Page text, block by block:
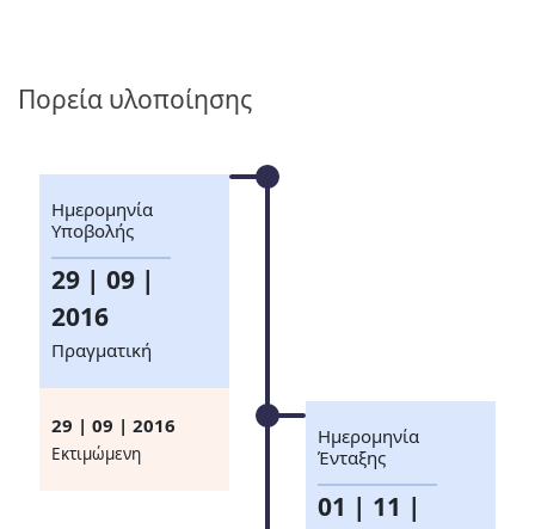
Πορεία υλοποίησης
Ημερομηνία
Υποβολής
29 | 09 |
2016
Πραγματική
29 | 09 | 2016
Eκτιμώμενη
Ημερομηνία
Ένταξης
01 | 11 |